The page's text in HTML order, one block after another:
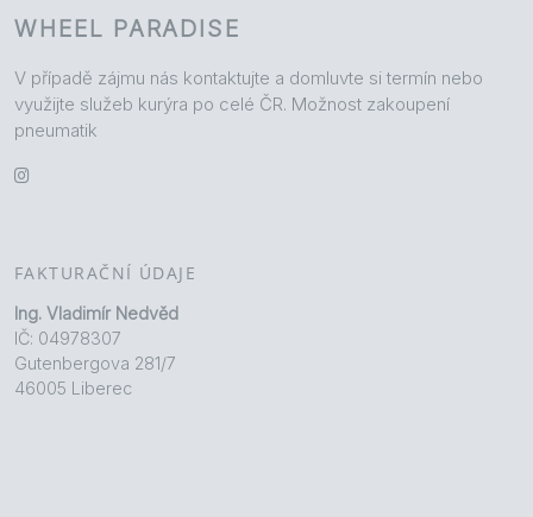
WHEEL PARADISE
V případě zájmu nás kontaktujte a domluvte si termín nebo
využijte služeb kurýra po celé ČR. Možnost zakoupení
pneumatik
FAKTURAČNÍ ÚDAJE
Ing. Vladimír Nedvěd
IČ: 04978307
Gutenbergova 281/7
46005 Liberec